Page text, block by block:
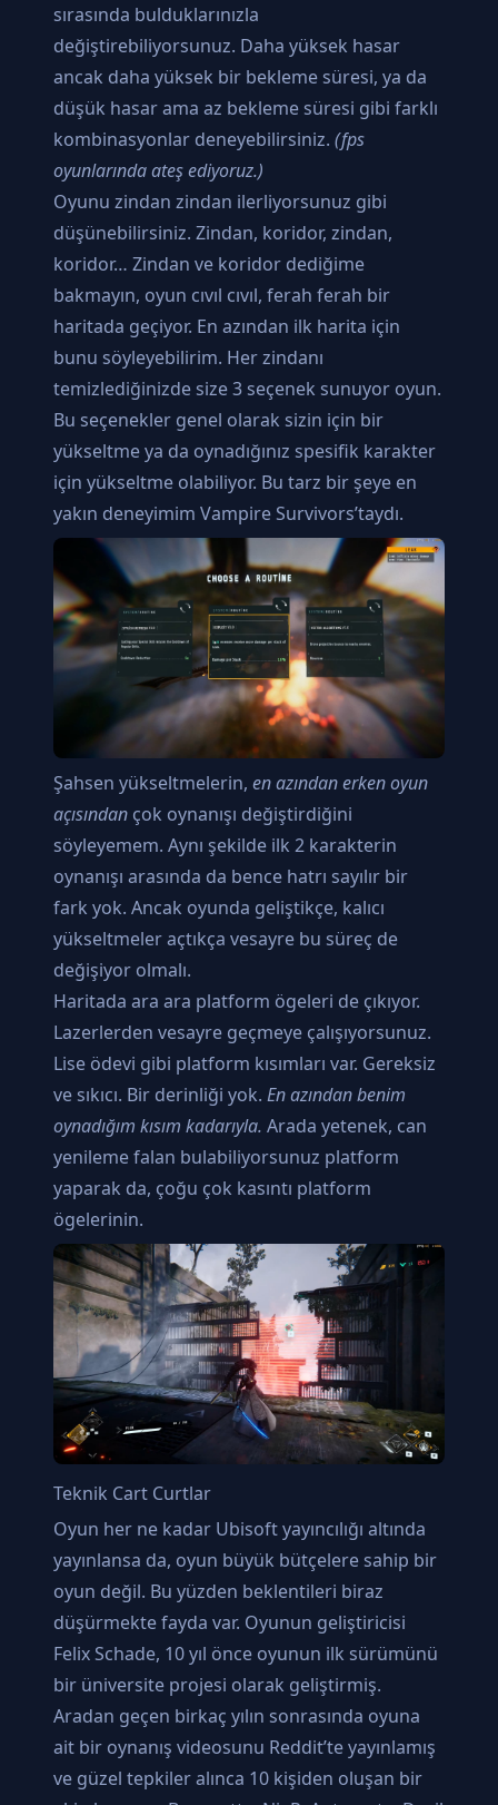
sırasında bulduklarınızla
değiştirebiliyorsunuz. Daha yüksek hasar
ancak daha yüksek bir bekleme süresi, ya da
düşük hasar ama az bekleme süresi gibi farklı
kombinasyonlar deneyebilirsiniz. (fps
oyunlarında ateş ediyoruz.)
Oyunu zindan zindan ilerliyorsunuz gibi
düşünebilirsiniz. Zindan, koridor, zindan,
koridor… Zindan ve koridor dediğime
bakmayın, oyun cıvıl cıvıl, ferah ferah bir
haritada geçiyor. En azından ilk harita için
bunu söyleyebilirim. Her zindanı
temizlediğinizde size 3 seçenek sunuyor oyun.
Bu seçenekler genel olarak sizin için bir
yükseltme ya da oynadığınız spesifik karakter
için yükseltme olabiliyor. Bu tarz bir şeye en
yakın deneyimim Vampire Survivors’taydı.
Şahsen yükseltmelerin, en azından erken oyun
açısından çok oynanışı değiştirdiğini
söyleyemem. Aynı şekilde ilk 2 karakterin
oynanışı arasında da bence hatrı sayılır bir
fark yok. Ancak oyunda geliştikçe, kalıcı
yükseltmeler açtıkça vesayre bu süreç de
değişiyor olmalı.
Haritada ara ara platform ögeleri de çıkıyor.
Lazerlerden vesayre geçmeye çalışıyorsunuz.
Lise ödevi gibi platform kısımları var. Gereksiz
ve sıkıcı. Bir derinliği yok. En azından benim
oynadığım kısım kadarıyla. Arada yetenek, can
yenileme falan bulabiliyorsunuz platform
yaparak da, çoğu çok kasıntı platform
ögelerinin.
Teknik Cart Curtlar
Oyun her ne kadar Ubisoft yayıncılığı altında
yayınlansa da, oyun büyük bütçelere sahip bir
oyun değil. Bu yüzden beklentileri biraz
düşürmekte fayda var. Oyunun geliştiricisi
Felix Schade, 10 yıl önce oyunun ilk sürümünü
bir üniversite projesi olarak geliştirmiş.
Aradan geçen birkaç yılın sonrasında oyuna
ait bir oynanış videosunu Reddit’te yayınlamış
ve güzel tepkiler alınca 10 kişiden oluşan bir